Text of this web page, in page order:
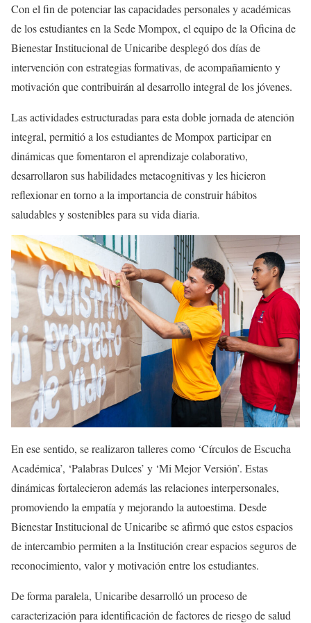
Con el fin de potenciar las capacidades personales y académicas
de los estudiantes en la Sede Mompox, el equipo de la Oficina de
Bienestar Institucional de Unicaribe desplegó dos días de
intervención con estrategias formativas, de acompañamiento y
motivación que contribuirán al desarrollo integral de los jóvenes.
Las actividades estructuradas para esta doble jornada de atención
integral, permitió a los estudiantes de Mompox participar en
dinámicas que fomentaron el aprendizaje colaborativo,
desarrollaron sus habilidades metacognitivas y les hicieron
reflexionar en torno a la importancia de construir hábitos
saludables y sostenibles para su vida diaria.
En ese sentido, se realizaron talleres como ‘Círculos de Escucha
Académica’, ‘Palabras Dulces’ y ‘Mi Mejor Versión’. Estas
dinámicas fortalecieron además las relaciones interpersonales,
promoviendo la empatía y mejorando la autoestima. Desde
Bienestar Institucional de Unicaribe se afirmó que estos espacios
de intercambio permiten a la Institución crear espacios seguros de
reconocimiento, valor y motivación entre los estudiantes.
De forma paralela, Unicaribe desarrolló un proceso de
caracterización para identificación de factores de riesgo de salud